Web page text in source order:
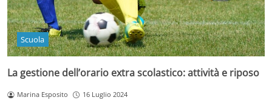
Scuola
La gestione dell’orario extra scolastico: attività e riposo
Marina Esposito 16 Luglio 2024